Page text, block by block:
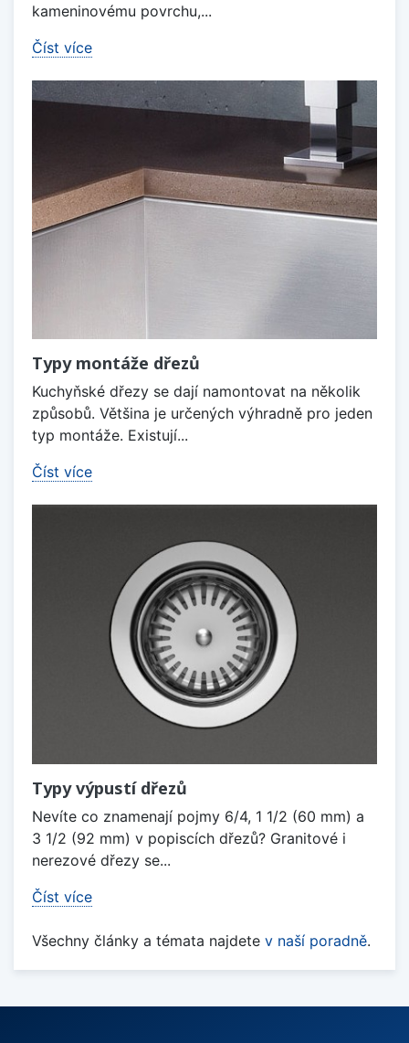
kameninovému povrchu,...
Číst více
Typy montáže dřezů
Kuchyňské dřezy se dají namontovat na několik
způsobů. Většina je určených výhradně pro jeden
typ montáže. Existují...
Číst více
Typy výpustí dřezů
Nevíte co znamenají pojmy 6/4, 1 1/2 (60 mm) a
3 1/2 (92 mm) v popiscích dřezů? Granitové i
nerezové dřezy se...
Číst více
Všechny články a témata najdete v naší poradně.